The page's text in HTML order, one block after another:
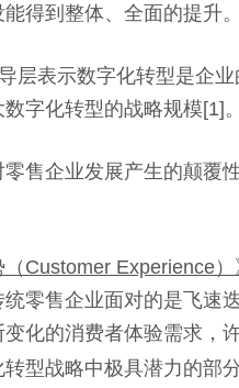
得到整体、全面的提升。
层表示数字化转型是企
字化转型的战略规模[1]。
售企业发展产生的颠覆性
Customer Experience）
零售企业面对的是飞速
化的消费者体验需求，
转型战略中极具潜力的